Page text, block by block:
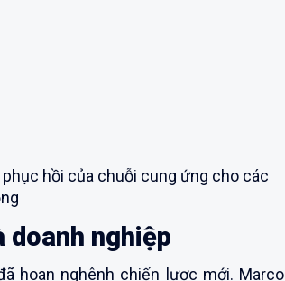
hồi của chuỗi cung ứng cho các
doanh nghiệp
hoan nghênh chiến lược mới. Marco